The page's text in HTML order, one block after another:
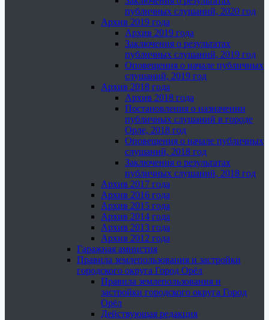
публичных слушаний, 2020 год
Архив 2019 года
Архив 2019 года
Заключения о результатах
публичных слушаний, 2019 год
Оповещения о начале публичных
слушаний, 2019 год
Архив 2018 года
Архив 2018 года
Постановления о назначении
публичных слушаний в городе
Орле, 2018 год
Оповещения о начале публичных
слушаний, 2018 год
Заключения о результатах
публичных слушаний, 2018 год
Архив 2017 года
Архив 2016 года
Архив 2015 года
Архив 2014 года
Архив 2013 года
Архив 2012 года
Гаражная амнистия
Правила землепользования и застройки
городского округа Город Орёл
Правила землепользования и
застройки городского округа Город
Орёл
Действующая редакция